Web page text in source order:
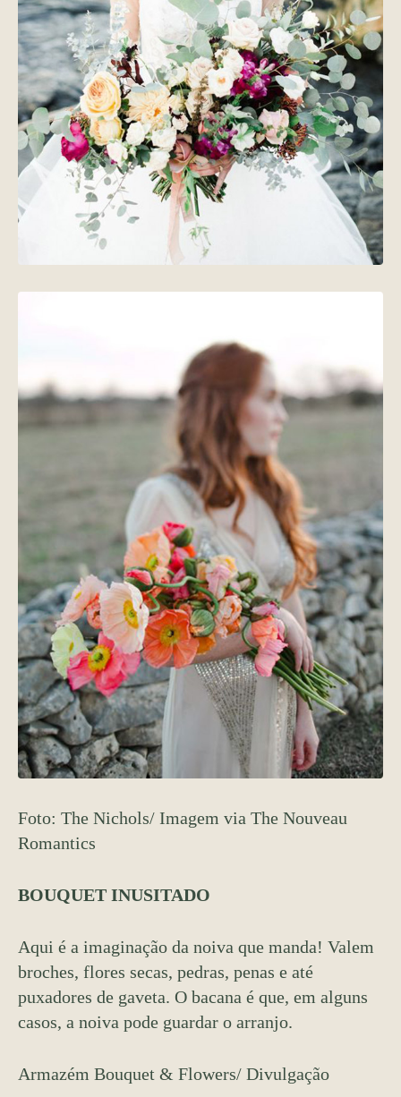
Foto: The Nichols/ Imagem via The Nouveau
Romantics
BOUQUET INUSITADO
Aqui é a imaginação da noiva que manda! Valem
broches, flores secas, pedras, penas e até
puxadores de gaveta. O bacana é que, em alguns
casos, a noiva pode guardar o arranjo.
Armazém Bouquet & Flowers/ Divulgação